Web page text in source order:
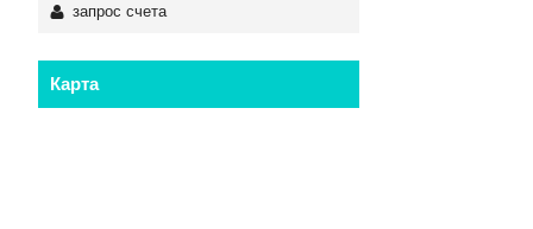
запрос счета
Карта